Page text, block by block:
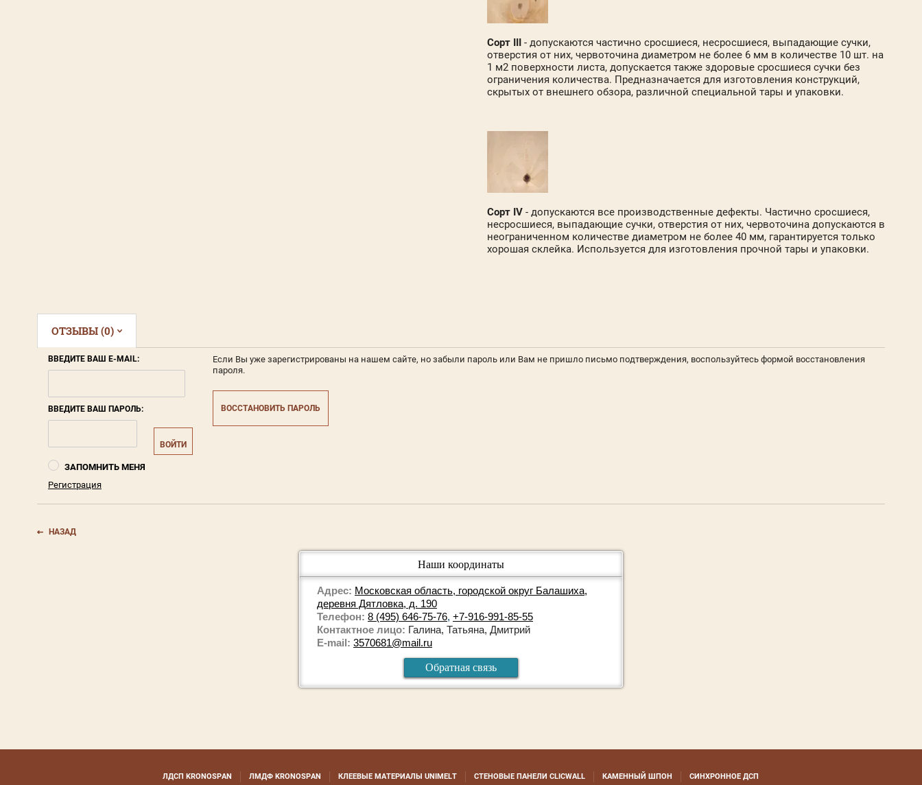
Сорт III - допускаются частично сросшиеся, несросшиеся, выпадающие сучки,
отверстия от них, червоточина диаметром не более 6 мм в количестве 10 шт. на
1 м2 поверхности листа, допускается также здоровые сросшиеся сучки без
ограничения количества. Предназначается для изготовления конструкций,
скрытых от внешнего обзора, различной специальной тары и упаковки.
Сорт IV - допускаются все производственные дефекты. Частично сросшиеся,
несросшиеся, выпадающие сучки, отверстия от них, червоточина допускаются в
неограниченном количестве диаметром не более 40 мм, гарантируется только
хорошая склейка. Используется для изготовления прочной тары и упаковки.
ОТЗЫВЫ (0)
ВВЕДИТЕ ВАШ E-MAIL:
ВВЕДИТЕ ВАШ ПАРОЛЬ:
ВОЙТИ
ЗАПОМНИТЬ МЕНЯ
Регистрация
Если Вы уже зарегистрированы на нашем сайте, но забыли пароль или Вам не пришло письмо подтверждения, воспользуйтесь формой восстановления
пароля.
ВОССТАНОВИТЬ ПАРОЛЬ
НАЗАД
Наши координаты
Адрес: Московская область, городской округ Балашиха,
деревня Дятловка, д. 190
Телефон: 8 (495) 646-75-76, +7-916-991-85-55
Контактное лицо: Галина, Татьяна, Дмитрий
E-mail: 3570681@mail.ru
Обратная связь
ЛДСП KRONOSPAN ЛМДФ KRONOSPAN КЛЕЕВЫЕ МАТЕРИАЛЫ UNIMELT СТЕНОВЫЕ ПАНЕЛИ CLICWALL КАМЕННЫЙ ШПОН СИНХРОННОЕ ДСП